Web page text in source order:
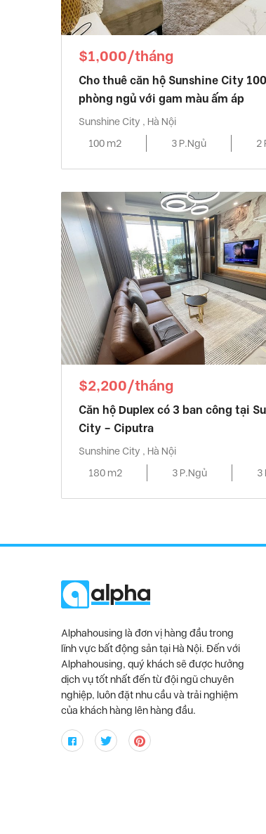
$1,000/tháng
Cho thuê căn hộ Sunshine City
phòng ngủ với gam màu ấm áp
Sunshine City , Hà Nội
100 m2
3 P.Ngủ 2
$2,200/tháng
Căn hộ Duplex có 3 ban công tại
City – Ciputra
Sunshine City , Hà Nội
180 m2
3 P.Ngủ 3
Alphahousing là đơn vị hàng đầu trong
lĩnh vực bất động sản tại Hà Nội. Đến với
Alphahousing, quý khách sẽ được hưởng
dịch vụ tốt nhất đến từ đội ngũ chuyên
nghiệp, luôn đặt nhu cầu và trải nghiệm
của khách hàng lên hàng đầu.